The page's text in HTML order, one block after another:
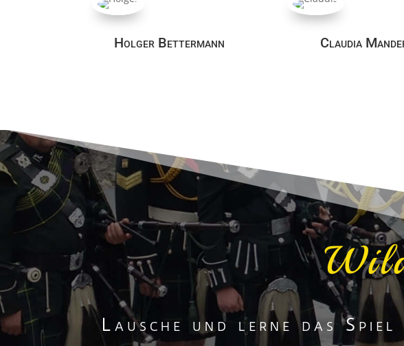
Holger Bettermann Claudia
Lausche und lerne das